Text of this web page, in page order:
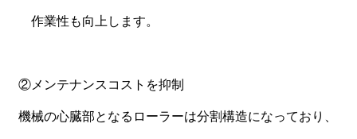
作業性も向上します。
②メンテナンスコストを抑制
機械の心臓部となるローラーは分割構造になっており、